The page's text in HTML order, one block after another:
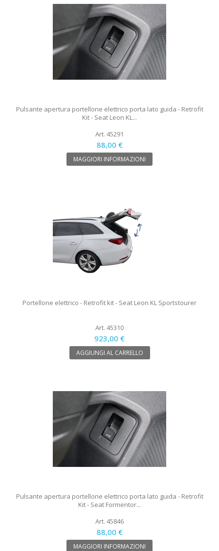
Pulsante apertura portellone elettrico porta lato guida - Retrofit
Kit - Seat Leon KL...
Art. 45291
88,00 €
MAGGIORI INFORMAZIONI
Portellone elettrico - Retrofit kit - Seat Leon KL Sportstourer
Art. 45310
923,00 €
AGGIUNGI AL CARRELLO
Pulsante apertura portellone elettrico porta lato guida - Retrofit
Kit - Seat Formentor...
Art. 45846
88,00 €
MAGGIORI INFORMAZIONI